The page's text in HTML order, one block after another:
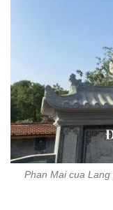
Phan Mai cua